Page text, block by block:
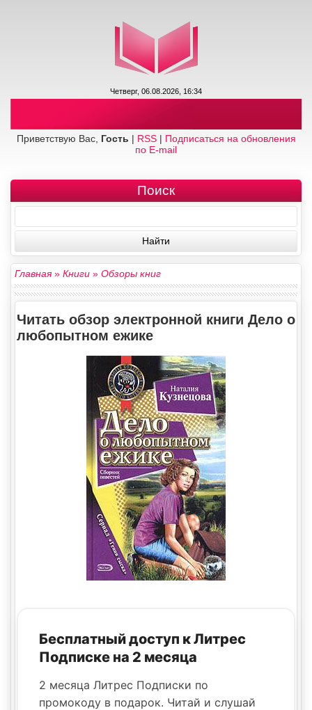
Четверг, 06.08.2026, 16:34
Приветствую Вас, Гость | RSS| Подписаться на обновления
по E-mail
Поиск
Главная» Книги » Обзоры книг
Читать обзор электронной книги Дело о
любопытном ежике
Бесплатный доступ к Литрес
Подписке на 2 месяца
2 месяца Литрес Подписки по
промокоду в подарок. Читай и слушай